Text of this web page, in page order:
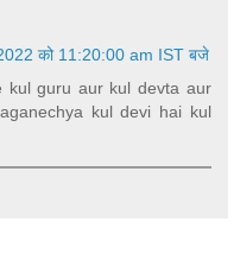
2022 को 11:20:00 am IST बजे
kul guru aur kul devta aur
kul devi hai kul